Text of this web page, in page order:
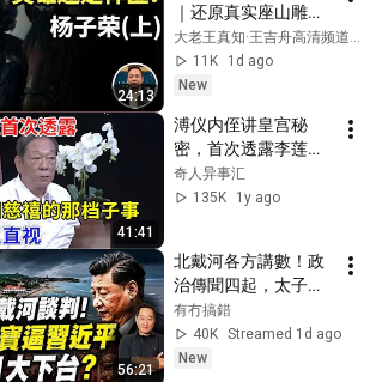
24:13
｜还原真实座山雕克
星（上）｜
11K
1d ago
New
41:41
溥仪内侄讲皇宫秘
密，首次透露李莲英
和慈禧的那档子事，
简直难以直视【非常
奇人异事汇
135K
1y ago
56:21
北戴河各方講數！政
治傳聞四起，太子
黨、軍方、保守派重
新洗牌。二十一大進
入攤牌階段，習近平
有冇搞錯
40K Streamed 1d ago
New